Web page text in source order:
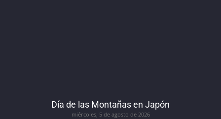
Día de las Montañas en Japón
miércoles, 5 de agosto de 2026